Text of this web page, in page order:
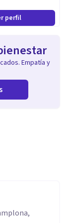
mejor,
y familiar,
perfil
Empatía y